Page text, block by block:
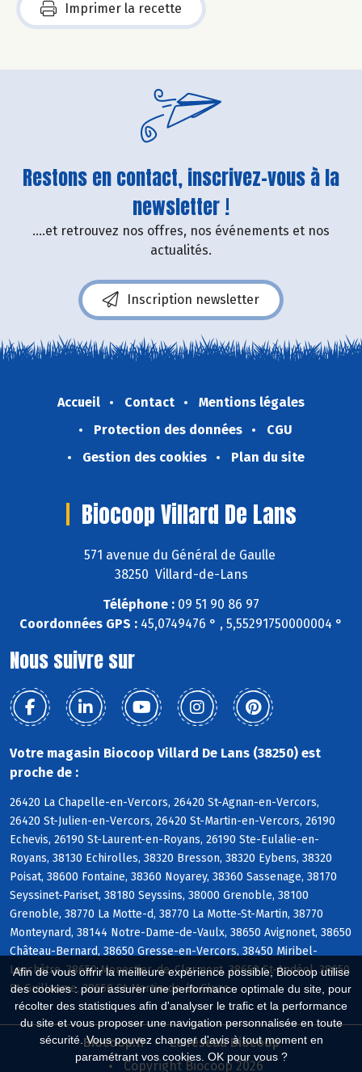
Afin de vous offrir la meilleure expérience possible, Biocoop utilise
des cookies : pour assurer une performance optimale du site, pour
récolter des statistiques afin d'analyser le trafic et la performance
du site et vous proposer une navigation personnalisée en toute
sécurité. Vous pouvez changer d'avis à tout moment en
paramétrant vos cookies. OK pour vous ?
Imprimer la recette
Restons en contact, inscrivez-vous à la
newsletter !
....et retrouvez nos offres, nos événements et nos
actualités.
Inscription newsletter
Accueil Contact
Mentions légales
Protection des données
CGU
Gestion des cookies
Plan du site
Biocoop Villard De Lans
571 avenue du Général de Gaulle
38250 Villard-de-Lans
Téléphone : 09 51 90 86 97
Coordonnées GPS : 45,0749476 ° , 5,55291750000004 °
Nous suivre sur
Votre magasin Biocoop Villard De Lans (38250) est
proche de :
26420 La Chapelle-en-Vercors, 26420 St-Agnan-en-Vercors,
26420 St-Julien-en-Vercors, 26420 St-Martin-en-Vercors, 26190
Echevis, 26190 St-Laurent-en-Royans, 26190 Ste-Eulalie-en-
Royans, 38130 Echirolles, 38320 Bresson, 38320 Eybens, 38320
Poisat, 38600 Fontaine, 38360 Noyarey, 38360 Sassenage, 38170
Seyssinet-Pariset, 38180 Seyssins, 38000 Grenoble, 38100
Grenoble, 38770 La Motte-d, 38770 La Motte-St-Martin, 38770
Monteynard, 38144 Notre-Dame-de-Vaulx, 38650 Avignonet, 38650
Château-Bernard, 38650 Gresse-en-Vercors, 38450 Miribel-
Lanchâtre, 38650 Monestier-de-Clermont, 38650 St-Andéol, 38650
St-Guillaume, 38650 St-Martin-de-la-Cluze
Biocoop.fr
Le réseau Biocoop
Copyright Biocoop 2026